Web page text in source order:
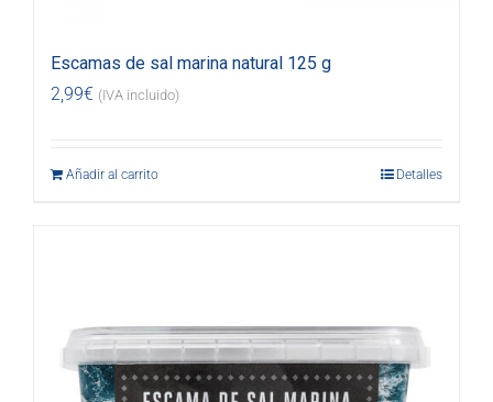
Escamas de sal marina natural 125 g
2,99€ (IVA incluido)
Añadir al carrito Detalles